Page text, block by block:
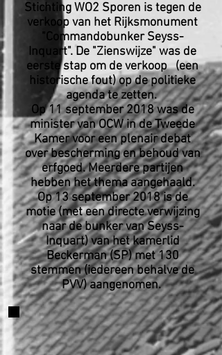
Stichting WO2 Sporen is tegen de
verkoop van het Rijksmonument
"Commandobunker Seyss-
Inquart". De "Zienswijze" was de
eerste stap om de verkoop (een
historische fout) op de politieke
agenda te zetten.
Op 11september 2018 was de
minister van OCW in de Tweede
Kamer voor een plenair debat
over bescherming en behoud van
erfgoed. Meerdere partijen
hebben het thema aangehaald.
Op 13 september 2018 is de
motie (met een directe verwijzing
naar de bunker van Seyss-
Inquart) van het kamerlid
Beckerman (SP) met 130
stemmen (iedereen behalve de
PVV) aangenomen.